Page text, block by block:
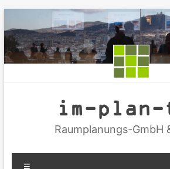
Inhalt
springen
im-
Raumplanungs-GmbH